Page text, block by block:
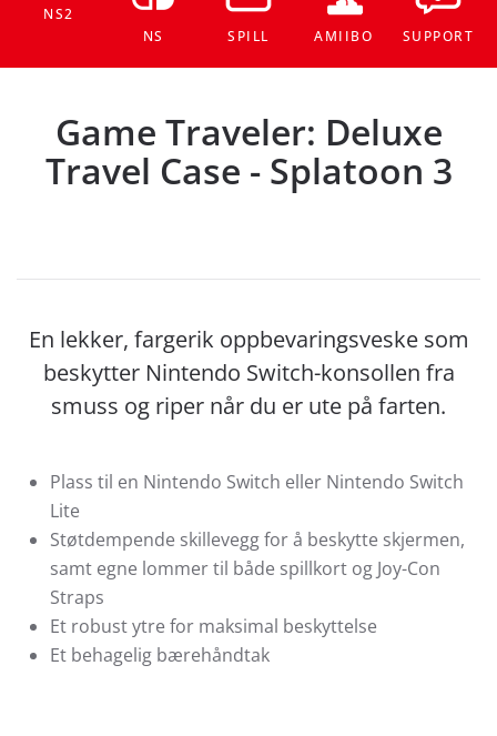
NS2
NS
SPILL AMIIBO SUPPORT
Game Traveler: Deluxe
Travel Case - Splatoon 3
En lekker, fargerik oppbevaringsveske som
beskytter Nintendo Switch-konsollen fra
smuss og riper når du er ute på farten.
Plass til en Nintendo Switch eller Nintendo Switch
Lite
Støtdempende skillevegg for å beskytte skjermen,
samt egne lommer til både spillkort og Joy-Con
Straps
Et robust ytre for maksimal beskyttelse
Et behagelig bærehåndtak